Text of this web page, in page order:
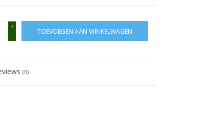
+
-
TOEVOEGEN AAN WINKELWAGEN
(0)